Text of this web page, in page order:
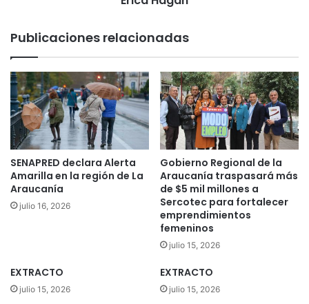
b
a
r
o
n
c
o
m
u
t
a
s
e
g
a
r
$
2
0
0
m
i
l
l
o
p
a
Publicaciones relacionadas
SENAPRED declara Alerta
Amarilla en la región de La
Araucanía
julio 16, 2026
Gobierno Regional de la
Araucanía traspasará más
de $5 mil millones a
Sercotec para fortalecer
emprendimientos
femeninos
julio 15, 2026
EXTRACTO
julio 15, 2026
EXTRACTO
julio 15, 2026